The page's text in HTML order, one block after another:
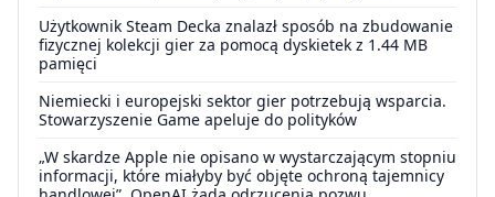
Użytkownik Steam Decka znalazł sposób na zbudowanie
fizycznej kolekcji gier za pomocą dyskietek z 1.44 MB
pamięci
Niemiecki i europejski sektor gier potrzebują wsparcia.
Stowarzyszenie Game apeluje do polityków
„W skardze Apple nie opisano w wystarczającym stopniu
informacji, które miałyby być objęte ochroną tajemnicy